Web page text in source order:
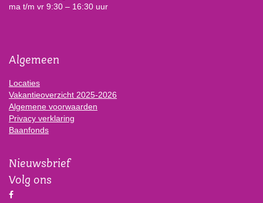
ma t/m vr 9:30 – 16:30 uur
Algemeen
Locaties
Vakantieoverzicht 2025-2026
Algemene voorwaarden
Privacy verklaring
Baanfonds
Nieuwsbrief
Volg ons